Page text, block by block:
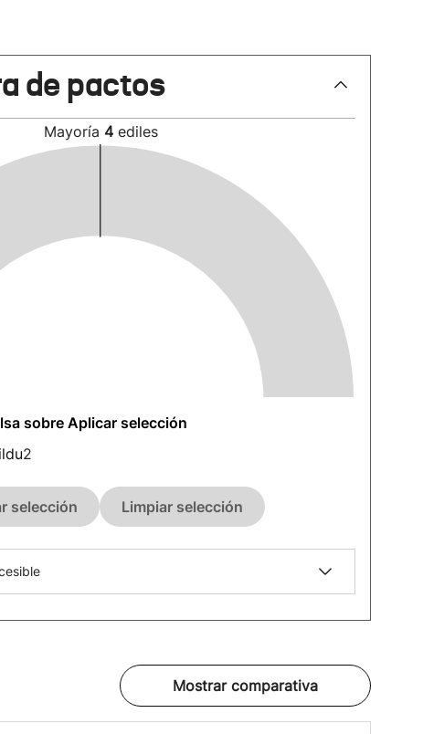
de pactos
Mayoría 4 ediles
sobre Aplicar selección
2
selección Limpiar selección
Mostrar comparativa